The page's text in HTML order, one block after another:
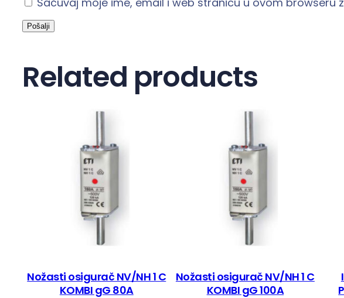
Related products
Nožasti osigurač NV/NH 1 C
KOMBI gG 80A
Nožasti osigurač NV/NH 1 C
KOMBI gG 100A